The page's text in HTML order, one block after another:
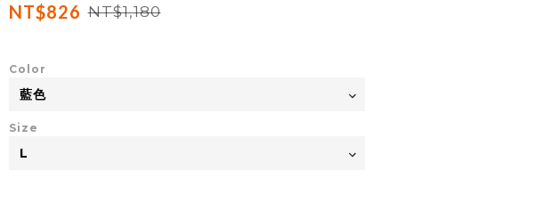
NT$826 NT$1,180
Color
Size